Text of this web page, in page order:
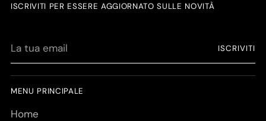
ISCRIVITI PER ESSERE AGGIORNATO SULLE NOVITÀ
tua
ISCRIVITI
MENU PRINCIPALE
Home